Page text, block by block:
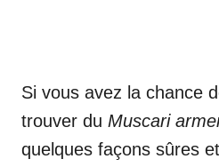
Si vous avez la chance
trouver du Muscari
quelques façons sûres